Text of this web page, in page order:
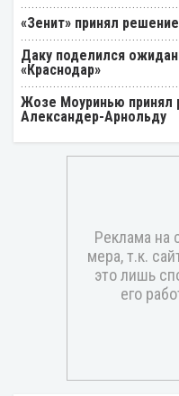
«Зенит» принял
Даку поделился
«Краснодар»
Жозе Моуринью принял
Александер-Арнольду